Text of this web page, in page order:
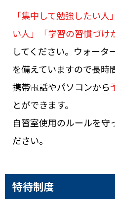
「集中して勉強したい
い人」「学習の習慣づけ
してください。ウォータ
を備えていますので長時
携帯電話やパソコンから
とができます。
自習室使用のルールを守
ださい。
特待制度